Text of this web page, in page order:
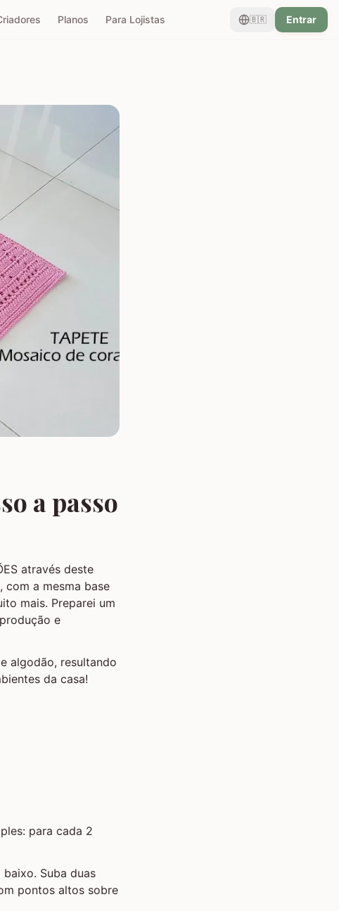
Planos Para Lojistas 🇧🇷 Entrar
a passo
através deste
a mesma base
mais. Preparei um
e
algodão, resultando
da casa!
para cada 2
Suba duas
pontos altos sobre